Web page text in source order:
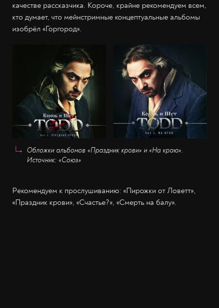
качестве рассказчика. Короче, крайне рекомендуем всем,
кто думает, что мейнстримные концептуальные альбомы
изобрёл «Горгород».
Обложки альбомов «Праздник крови» и «На краю».
Источник: «Союз»
Рекомендуем к прослушиванию: «Пирожки от Ловетт»,
«Праздник крови», «Счастье?», «Смерть на балу».